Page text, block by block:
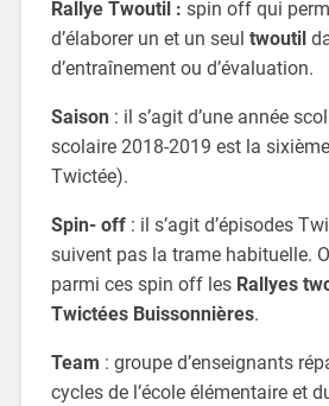
Rallye Twoutil : spin off qui
d’élaborer un et un seul twoutil
d’entraînement ou d’évaluation.
Saison: il s’agit d’une année
scolaire 2018-2019 est la
Twictée).
Spin- off: il s’agit d’épisodes
suivent pas la trame habituelle.
parmi ces spin off les Rallyes
Twictées Buissonnières.
Team : groupe d’enseignants
cycles de l’école élémentaire et